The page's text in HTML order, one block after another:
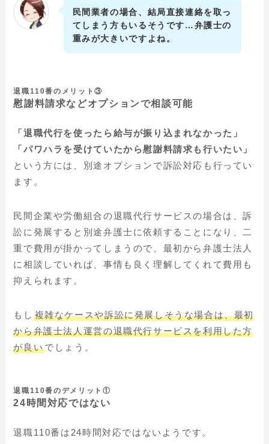
民間業者の場合、結局直接連絡を取っ
てしまう方もいるそうです…弁護士の
重みが大きいですよね。
退職110番のメリット③
慰謝料請求などオプションで相談可能
「退職代行を使ったら給与が振り込まれなかった」
「パワハラを受けていたから慰謝料請求も行いたい」
という方には、別途オプションで訴訟対応も行ってい
ます。
民間企業や労働組合の退職代行サービスの場合は、訴
訟に発展すると別途弁護士に依頼することになり、二
重で費用が掛かってしまうので、最初から弁護士法人
に相談していれば、事情も良く理解してくれて費用も
抑えられます。
もし 複雑なケースや訴訟に発展しそうな場合は、最初
から弁護士法人運営の退職代行サービスを利用した方
が良いでしょう。
退職110番のデメリット①
24時間対応ではない
退職110番は24時間対応ではないようです。